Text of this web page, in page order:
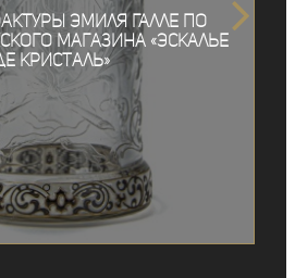
Эмиля Галле по
магазина «Эскалье
Кристаль»